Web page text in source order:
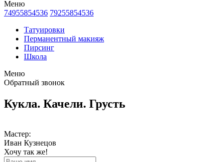
Меню
74955854536 79255854536
Татуировки
Перманентный макияж
Пирсинг
Школа
Меню
Обратный звонок
Кукла. Качели. Грусть
Мастер:
Иван Кузнецов
Хочу так же!